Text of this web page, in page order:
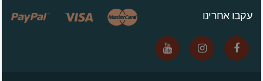
עקבו אחרינו